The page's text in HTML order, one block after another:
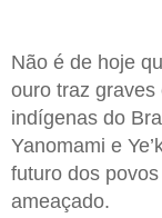
Não é de hoje
ouro traz
indígenas do
Yanomami e
futuro dos
ameaçado.